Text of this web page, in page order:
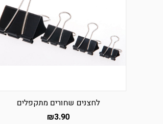
לחצנים שחורים מתקפלים
₪3.90